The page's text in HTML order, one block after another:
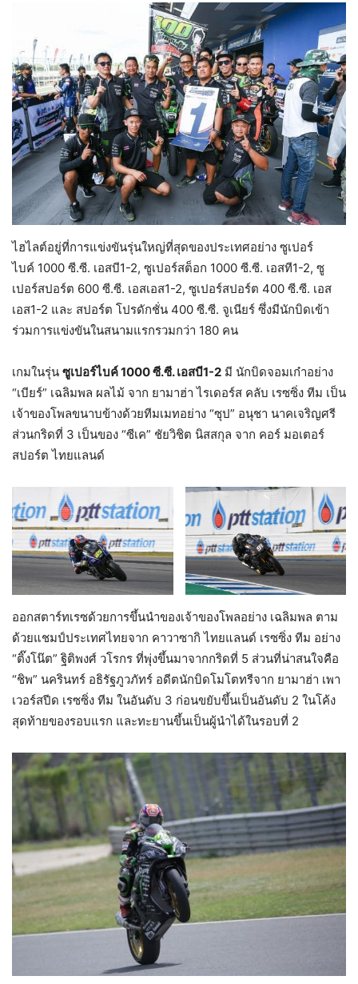
ไฮไลต์อยู่ที่การแข่งขันรุ่นใหญ่ที่สุดของประเทศอย่าง ซูเปอร์
ไบค์ 1000 ซี.ซี. เอสบี1-2, ซูเปอร์สต็อก 1000 ซี.ซี. เอสที1-2, ซู
เปอร์สปอร์ต 600 ซี.ซี. เอสเอส1-2, ซูเปอร์สปอร์ต 400 ซี.ซี. เอส
เอส1-2 และ สปอร์ต โปรดักชั่น 400 ซี.ซี. จูเนียร์ ซึ่งมีนักบิดเข้า
ร่วมการแข่งขันในสนามแรกรวมกว่า 180 คน
เกมในรุ่น ซูเปอร์ไบค์1000ซี.ซี. เอสบี1-2 มี นักบิดจอมเก๋าอย่าง
“เบียร์” เฉลิมพล ผลไม้ จาก ยามาฮ่า ไรเดอร์ส คลับ เรซซิ่ง ทีม เป็น
เจ้าของโพลขนาบข้างด้วยทีมเมทอย่าง “ซุป” อนุชา นาคเจริญศรี
ส่วนกริดที่ 3 เป็นของ “ซีเค” ชัยวิชิต นิสสกุล จาก คอร์ มอเตอร์
สปอร์ต ไทยแลนด์
ออกสตาร์ทเรซด้วยการขึ้นนำของเจ้าของโพลอย่าง เฉลิมพล ตาม
ด้วยแชมป์ประเทศไทยจาก คาวาซากิ ไทยแลนด์ เรซซิ่ง ทีม อย่าง
“ติ๊งโน๊ต” ฐิติพงศ์ วโรกร ที่พุ่งขึ้นมาจากกริดที่ 5 ส่วนที่น่าสนใจคือ
“ชิพ” นครินทร์ อธิรัฐภูวภัทร์ อดีตนักบิดโมโตทรีจาก ยามาฮ่า เพา
เวอร์สปีด เรซซิ่ง ทีม ในอันดับ 3 ก่อนขยับขึ้นเป็นอันดับ 2 ในโค้ง
สุดท้ายของรอบแรก และทะยานขึ้นเป็นผู้นำได้ในรอบที่ 2